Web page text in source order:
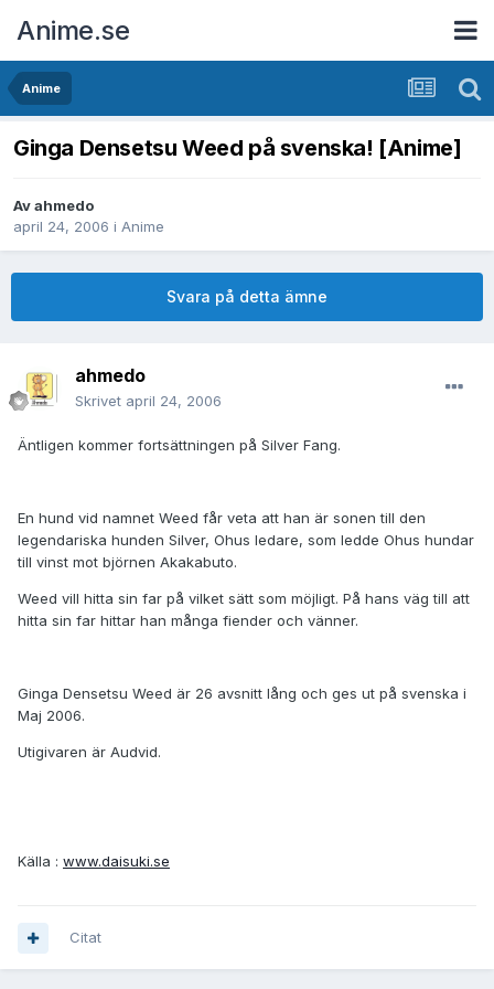
Anime.se
Anime
Ginga Densetsu Weed på svenska! [Anime]
Avahmedo
april 24, 2006 i Anime
Svara på detta ämne
ahmedo
Skrivet april 24, 2006
Äntligen kommer fortsättningen på Silver Fang.
En hund vid namnet Weed får veta att han är sonen till den
legendariska hunden Silver, Ohus ledare, som ledde Ohus hundar
till vinst mot björnen Akakabuto.
Weed vill hitta sin far på vilket sätt som möjligt. På hans väg till att
hitta sin far hittar han många fiender och vänner.
Ginga Densetsu Weed är 26 avsnitt lång och ges ut på svenska i
Maj 2006.
Utigivaren är Audvid.
Källa : www.daisuki.se
Citat